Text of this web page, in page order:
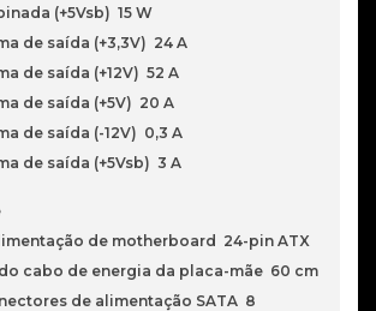
(+5Vsb) 15 W
de saída (+3,3V) 24 A
de saída (+12V) 52 A
de saída (+5V) 20 A
de saída (-12V) 0,3 A
de saída (+5Vsb) 3 A
de motherboard 24-pin ATX
cabo de energia da placa-mãe 60 cm
de alimentação SATA 8